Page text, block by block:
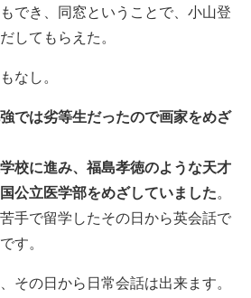
でき、同窓ということで、小山登
してもらえた。
なし。
では劣等生だったので画家をめざ
校に進み、福島孝徳のような天才
公立医学部をめざしていました
手で留学したその日から英会話で
す。
その日から日常会話は出来ます。